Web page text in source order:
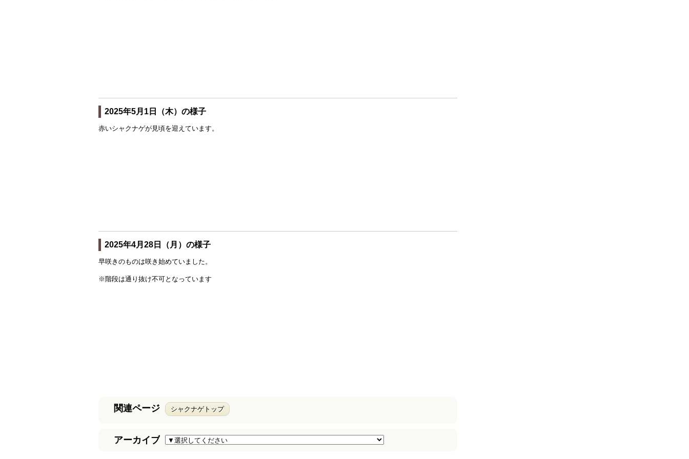
2025年5月1日（木）の様子
赤いシャクナゲが見頃を迎えています。
2025年4月28日（月）の様子
早咲きのものは咲き始めていました。
※階段は通り抜け不可となっています
関連ページ シャクナゲトップ
アーカイブ